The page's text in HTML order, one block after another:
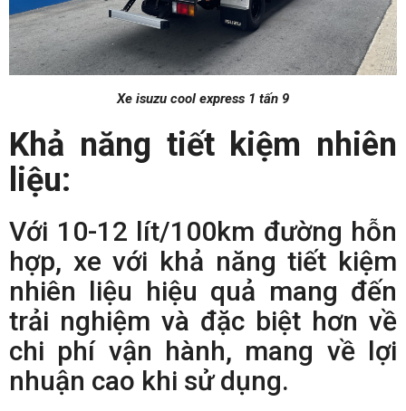
Xe isuzu cool express 1 tấn 9
Khả năng tiết kiệm nhiên
liệu:
Với 10-12 lít/100km đường hỗn
hợp, xe với khả năng tiết kiệm
nhiên liệu hiệu quả mang đến
trải nghiệm và đặc biệt hơn về
chi phí vận hành, mang về lợi
nhuận cao khi sử dụng.